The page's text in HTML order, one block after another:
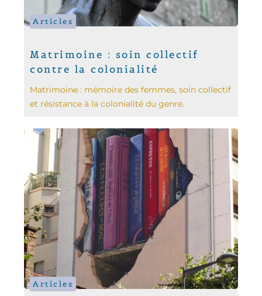
Articles
Matrimoine : soin collectif
contre la colonialité
Matrimoine : mémoire des femmes, soin collectif
et résistance à la colonialité du genre.
Articles